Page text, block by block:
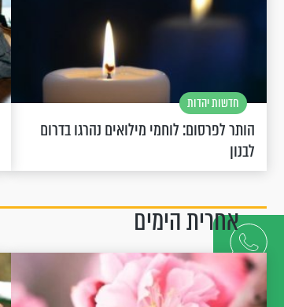
דברו
איתנו
חדשות יהדות
הותר לפרסום: לוחמי מילואים נהרגו בדרום
לבנון
אחרית הימים